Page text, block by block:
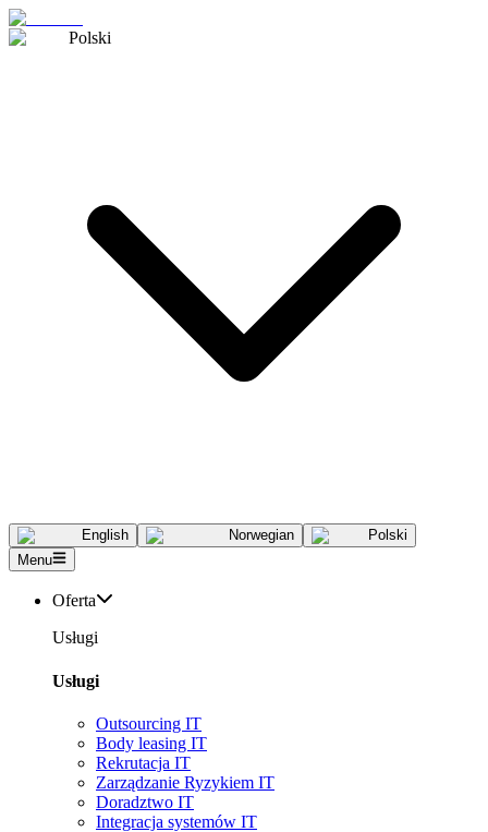
Polski
English Norwegian
Polski
Menu
Oferta
Usługi
Usługi
Outsourcing IT
Body leasing IT
Rekrutacja IT
Zarządzanie Ryzykiem IT
Doradztwo IT
Integracja systemów IT